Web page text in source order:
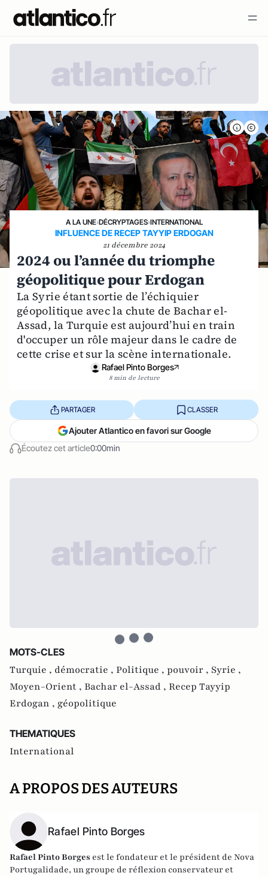
A LA UNE›DÉCRYPTAGES›INTERNATIONAL
INFLUENCE DE RECEP TAYYIP ERDOGAN
21 décembre 2024
2024 ou l’année du triomphe
géopolitique pour Erdogan
La Syrie étant sortie de l’échiquier
géopolitique avec la chute de Bachar el-
Assad, la Turquie est aujourd’hui en train
d'occuper un rôle majeur dans le cadre de
cette crise et sur la scène internationale.
Rafael Pinto Borges
8 min de lecture
Écoutez cet article0:00min
PARTAGER CLASSER
Ajouter Atlantico en favori sur Google
MOTS-CLES
Turquie , démocratie , Politique , pouvoir , Syrie ,
Moyen-Orient , Bachar el-Assad , Recep Tayyip
Erdogan , géopolitique
THEMATIQUES
International
A PROPOS DES AUTEURS
Rafael Pinto Borges
Rafael Pinto Borges est le fondateur et le président de Nova
Portugalidade, un groupe de réflexion conservateur et